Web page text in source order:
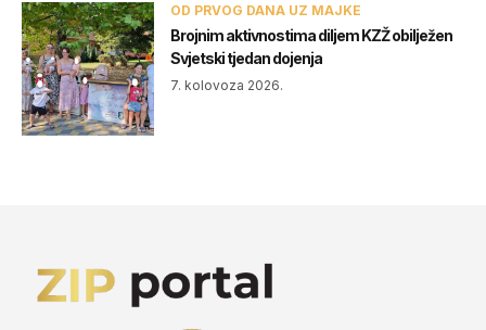
OD PRVOG DANA UZ MAJKE
Brojnim aktivnostima diljem KZŽ obilježen
Svjetski tjedan dojenja
7. kolovoza 2026.